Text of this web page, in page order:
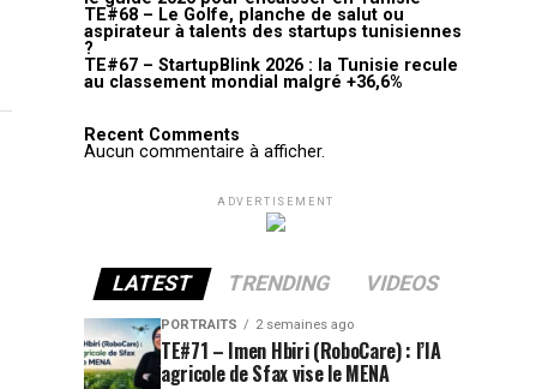
TE#68 – Le Golfe, planche de salut ou
aspirateur à talents des startups tunisiennes
?
TE#67 – StartupBlink 2026 : la Tunisie recule
au classement mondial malgré +36,6%
Recent Comments
Aucun commentaire à afficher.
ADVERTISEMENT
LATEST TRENDING VIDEOS
PORTRAITS 2 semaines ago
TE#71 – Imen Hbiri (RoboCare) : l’IA
agricole de Sfax vise le MENA